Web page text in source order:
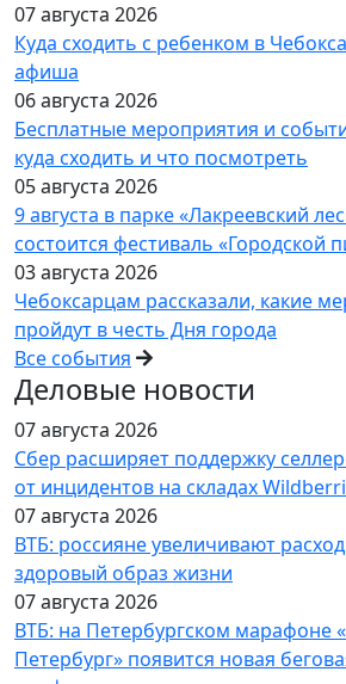
07 августа 2026
Куда сходить с ребенком в
афиша
06 августа 2026
Бесплатные мероприятия и
куда сходить и что посмотреть
05 августа 2026
9 августа в парке «Лакреевский
состоится фестиваль «Городской
03 августа 2026
Чебоксарцам рассказали, какие
пройдут в честь Дня города
Все события
Деловые новости
07 августа 2026
Сбер расширяет поддержку
от инцидентов на складах
07 августа 2026
ВТБ: россияне увеличивают
здоровый образ жизни
07 августа 2026
ВТБ: на Петербургском
Петербург» появится новая